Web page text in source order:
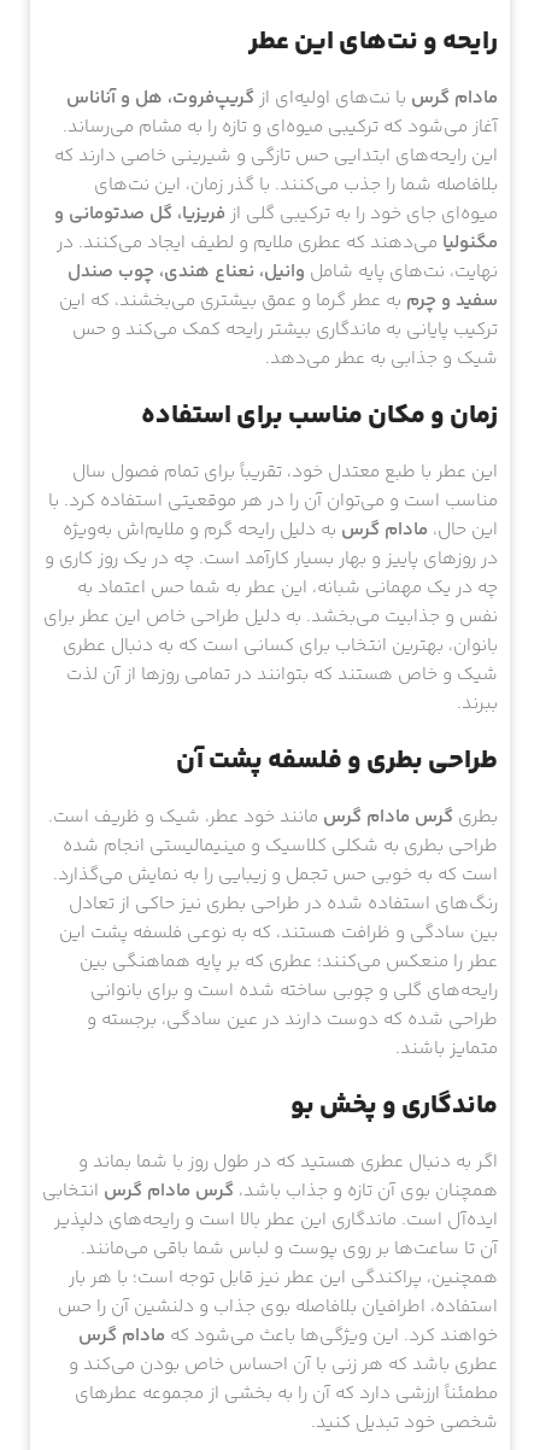
رایحه و نت‌های این عطر
مادام گرس با نت‌های اولیه‌ای از گریپ‌فروت، هل و آناناس
آغاز می‌شود که ترکیبی میوه‌ای و تازه را به مشام می‌رساند.
این رایحه‌های ابتدایی حس تازگی و شیرینی خاصی دارند که
بلافاصله شما را جذب می‌کنند. با گذر زمان، این نت‌های
میوه‌ای جای خود را به ترکیبی گلی از فریزیا، گل صدتومانی و
مگنولیا می‌دهند که عطری ملایم و لطیف ایجاد می‌کنند. در
نهایت، نت‌های پایه شامل وانیل، نعناع هندی، چوب صندل
سفید و چرم به عطر گرما و عمق بیشتری می‌بخشند، که این
ترکیب پایانی به ماندگاری بیشتر رایحه کمک می‌کند و حس
شیک و جذابی به عطر می‌دهد.
زمان و مکان مناسب برای استفاده
این عطر با طبع معتدل خود، تقریباً برای تمام فصول سال
مناسب است و می‌توان آن را در هر موقعیتی استفاده کرد. با
این حال، مادام گرس به دلیل رایحه گرم و ملایم‌اش به‌ویژه
در روزهای پاییز و بهار بسیار کارآمد است. چه در یک روز کاری و
چه در یک مهمانی شبانه، این عطر به شما حس اعتماد به
نفس و جذابیت می‌بخشد. به دلیل طراحی خاص این عطر برای
بانوان، بهترین انتخاب برای کسانی است که به دنبال عطری
شیک و خاص هستند که بتوانند در تمامی روزها از آن لذت
ببرند.
طراحی بطری و فلسفه پشت آن
بطری گرس مادام گرس مانند خود عطر، شیک و ظریف است.
طراحی بطری به شکلی کلاسیک و مینیمالیستی انجام شده
است که به خوبی حس تجمل و زیبایی را به نمایش می‌گذارد.
رنگ‌های استفاده شده در طراحی بطری نیز حاکی از تعادل
بین سادگی و ظرافت هستند، که به نوعی فلسفه پشت این
عطر را منعکس می‌کنند؛ عطری که بر پایه هماهنگی بین
رایحه‌های گلی و چوبی ساخته شده است و برای بانوانی
طراحی شده که دوست دارند در عین سادگی، برجسته و
متمایز باشند.
ماندگاری و پخش بو
اگر به دنبال عطری هستید که در طول روز با شما بماند و
همچنان بوی آن تازه و جذاب باشد، گرس مادام گرس انتخابی
ایده‌آل است. ماندگاری این عطر بالا است و رایحه‌های دلپذیر
آن تا ساعت‌ها بر روی پوست و لباس شما باقی می‌مانند.
همچنین، پراکندگی این عطر نیز قابل توجه است؛ با هر بار
استفاده، اطرافیان بلافاصله بوی جذاب و دلنشین آن را حس
خواهند کرد. این ویژگی‌ها باعث می‌شود که مادام گرس
عطری باشد که هر زنی با آن احساس خاص بودن می‌کند و
مطمئناً ارزشی دارد که آن را به بخشی از مجموعه عطرهای
شخصی خود تبدیل کنید.